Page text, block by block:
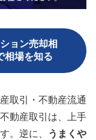
ョン売却相
相場を知る
取引・不動産流通
動産取引は、上手
。逆に、
うまくや